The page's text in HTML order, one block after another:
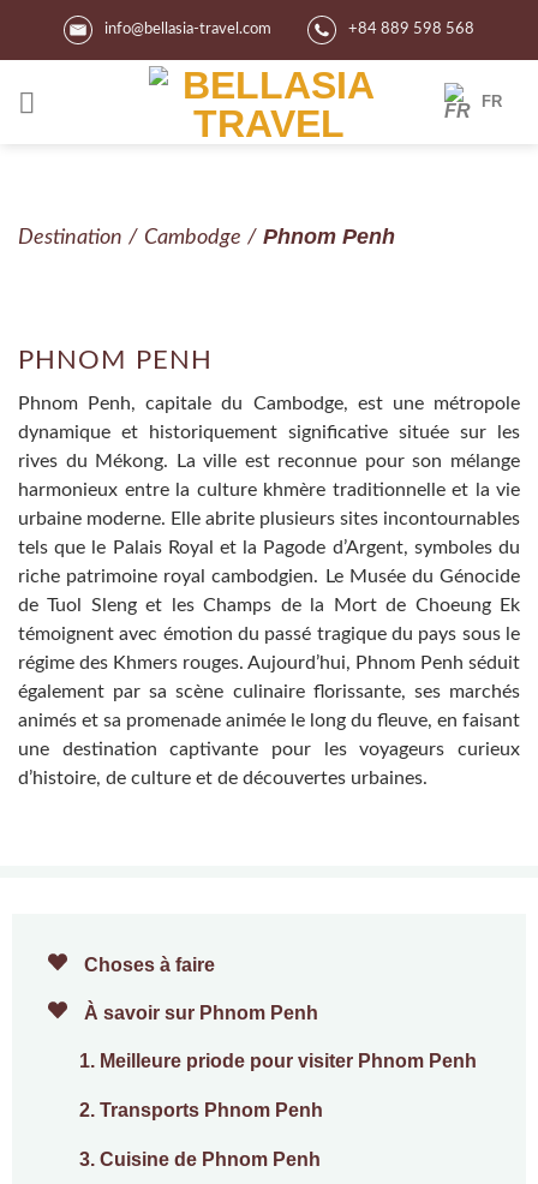
info@bellasia-travel.com +84 889 598 568
FR
Destination / Cambodge / Phnom Penh
PHNOM PENH
Phnom Penh, capitale du Cambodge, est une métropole
dynamique et historiquement significative située sur les
rives du Mékong. La ville est reconnue pour son mélange
harmonieux entre la culture khmère traditionnelle et la vie
urbaine moderne. Elle abrite plusieurs sites incontournables
tels que le Palais Royal et la Pagode d’Argent, symboles du
riche patrimoine royal cambodgien. Le Musée du Génocide
de Tuol Sleng et les Champs de la Mort de Choeung Ek
témoignent avec émotion du passé tragique du pays sous le
régime des Khmers rouges. Aujourd’hui, Phnom Penh séduit
également par sa scène culinaire florissante, ses marchés
animés et sa promenade animée le long du fleuve, en faisant
une destination captivante pour les voyageurs curieux
d’histoire, de culture et de découvertes urbaines.
Choses à faire
À savoir sur Phnom Penh
1. Meilleure priode pour visiter Phnom Penh
2. Transports Phnom Penh
3. Cuisine de Phnom Penh